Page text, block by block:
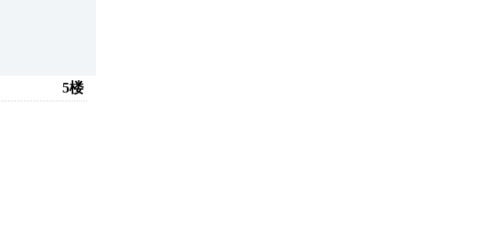
5楼